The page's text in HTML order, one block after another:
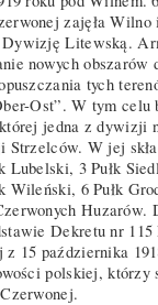
zajęła Wilno
Dywizję Litewską.
nowych
tych
Ost”. W tym
jedna z dywizji
W jej
Lubelski, 3 Pułk
Wileński, 6 Pułk
Huzarów.
Dekretu nr
15 października
polskiej, którzy